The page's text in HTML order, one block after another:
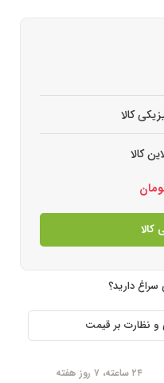
کالا
کالا
کالا
دارید؟
و نظارت بر قیمت
۲۴ ساعته، ۷ روز هفته